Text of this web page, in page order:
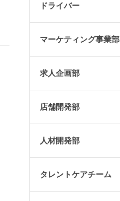
ドライバー
マーケティング事業部
求人企画部
店舗開発部
人材開発部
タレントケアチーム